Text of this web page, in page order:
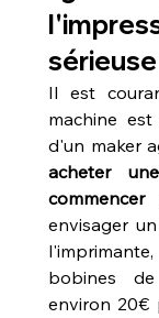
Il est
machine
acheter
envisager
bobines
environ 20€